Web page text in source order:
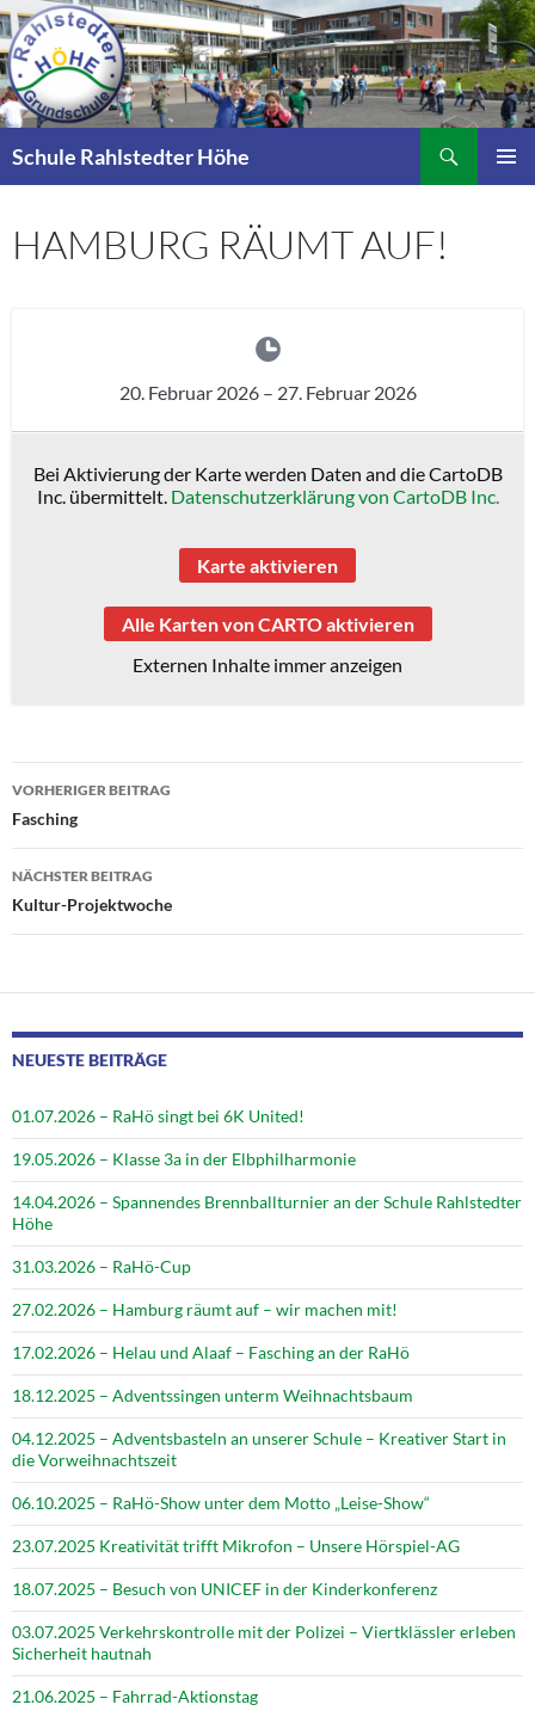
Zum
Inhalt
springen
Schule Rahlstedter Höhe
HAMBURG RÄUMT AUF!
20. Februar 2026– 27. Februar 2026
Bei Aktivierung der Karte werden Daten and die CartoDB
Inc. übermittelt. Datenschutzerklärung von CartoDB Inc.
Karte aktivieren
Alle Karten von CARTO aktivieren
Externen Inhalte immer anzeigen
Beitragsnavigation
VORHERIGER BEITRAG
Fasching
NÄCHSTER BEITRAG
Kultur-Projektwoche
NEUESTE BEITRÄGE
01.07.2026 – RaHö singt bei 6K United!
19.05.2026 – Klasse 3a in der Elbphilharmonie
14.04.2026 – Spannendes Brennballturnier an der Schule Rahlstedter
Höhe
31.03.2026 – RaHö-Cup
27.02.2026 – Hamburg räumt auf – wir machen mit!
17.02.2026 – Helau und Alaaf – Fasching an der RaHö
18.12.2025 – Adventssingen unterm Weihnachtsbaum
04.12.2025 – Adventsbasteln an unserer Schule – Kreativer Start in
die Vorweihnachtszeit
06.10.2025 – RaHö-Show unter dem Motto „Leise-Show“
23.07.2025 Kreativität trifft Mikrofon – Unsere Hörspiel-AG
18.07.2025 – Besuch von UNICEF in der Kinderkonferenz
03.07.2025 Verkehrskontrolle mit der Polizei – Viertklässler erleben
Sicherheit hautnah
21.06.2025 – Fahrrad-Aktionstag